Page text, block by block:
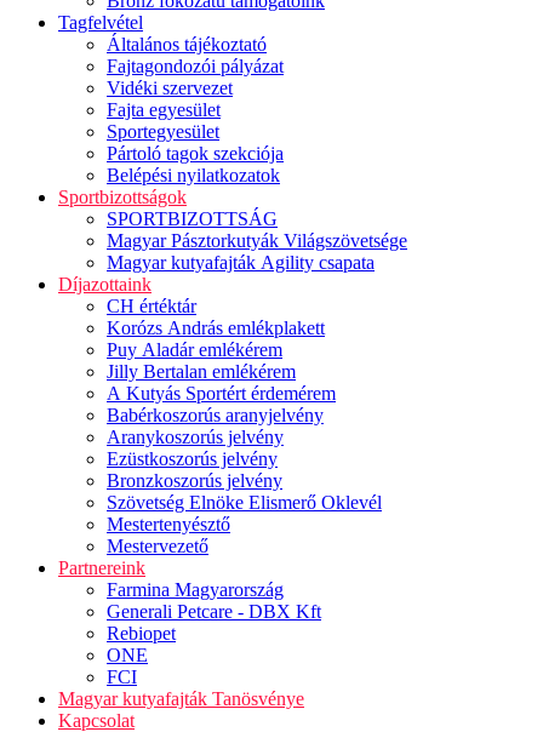
Tagfelvétel
Általános tájékoztató
Fajtagondozói pályázat
Vidéki szervezet
Fajta egyesület
Sportegyesület
Pártoló tagok szekciója
Belépési nyilatkozatok
Sportbizottságok
SPORTBIZOTTSÁG
Magyar Pásztorkutyák Világszövetsége
Magyar kutyafajták Agility csapata
Díjazottaink
CH értéktár
Korózs András emlékplakett
Puy Aladár emlékérem
Jilly Bertalan emlékérem
A Kutyás Sportért érdemérem
Babérkoszorús aranyjelvény
Aranykoszorús jelvény
Ezüstkoszorús jelvény
Bronzkoszorús jelvény
Szövetség Elnöke Elismerő Oklevél
Mestertenyésztő
Mestervezető
Partnereink
Farmina Magyarország
Generali Petcare - DBX Kft
Rebiopet
ONE
FCI
Magyar kutyafajták Tanösvénye
Kapcsolat